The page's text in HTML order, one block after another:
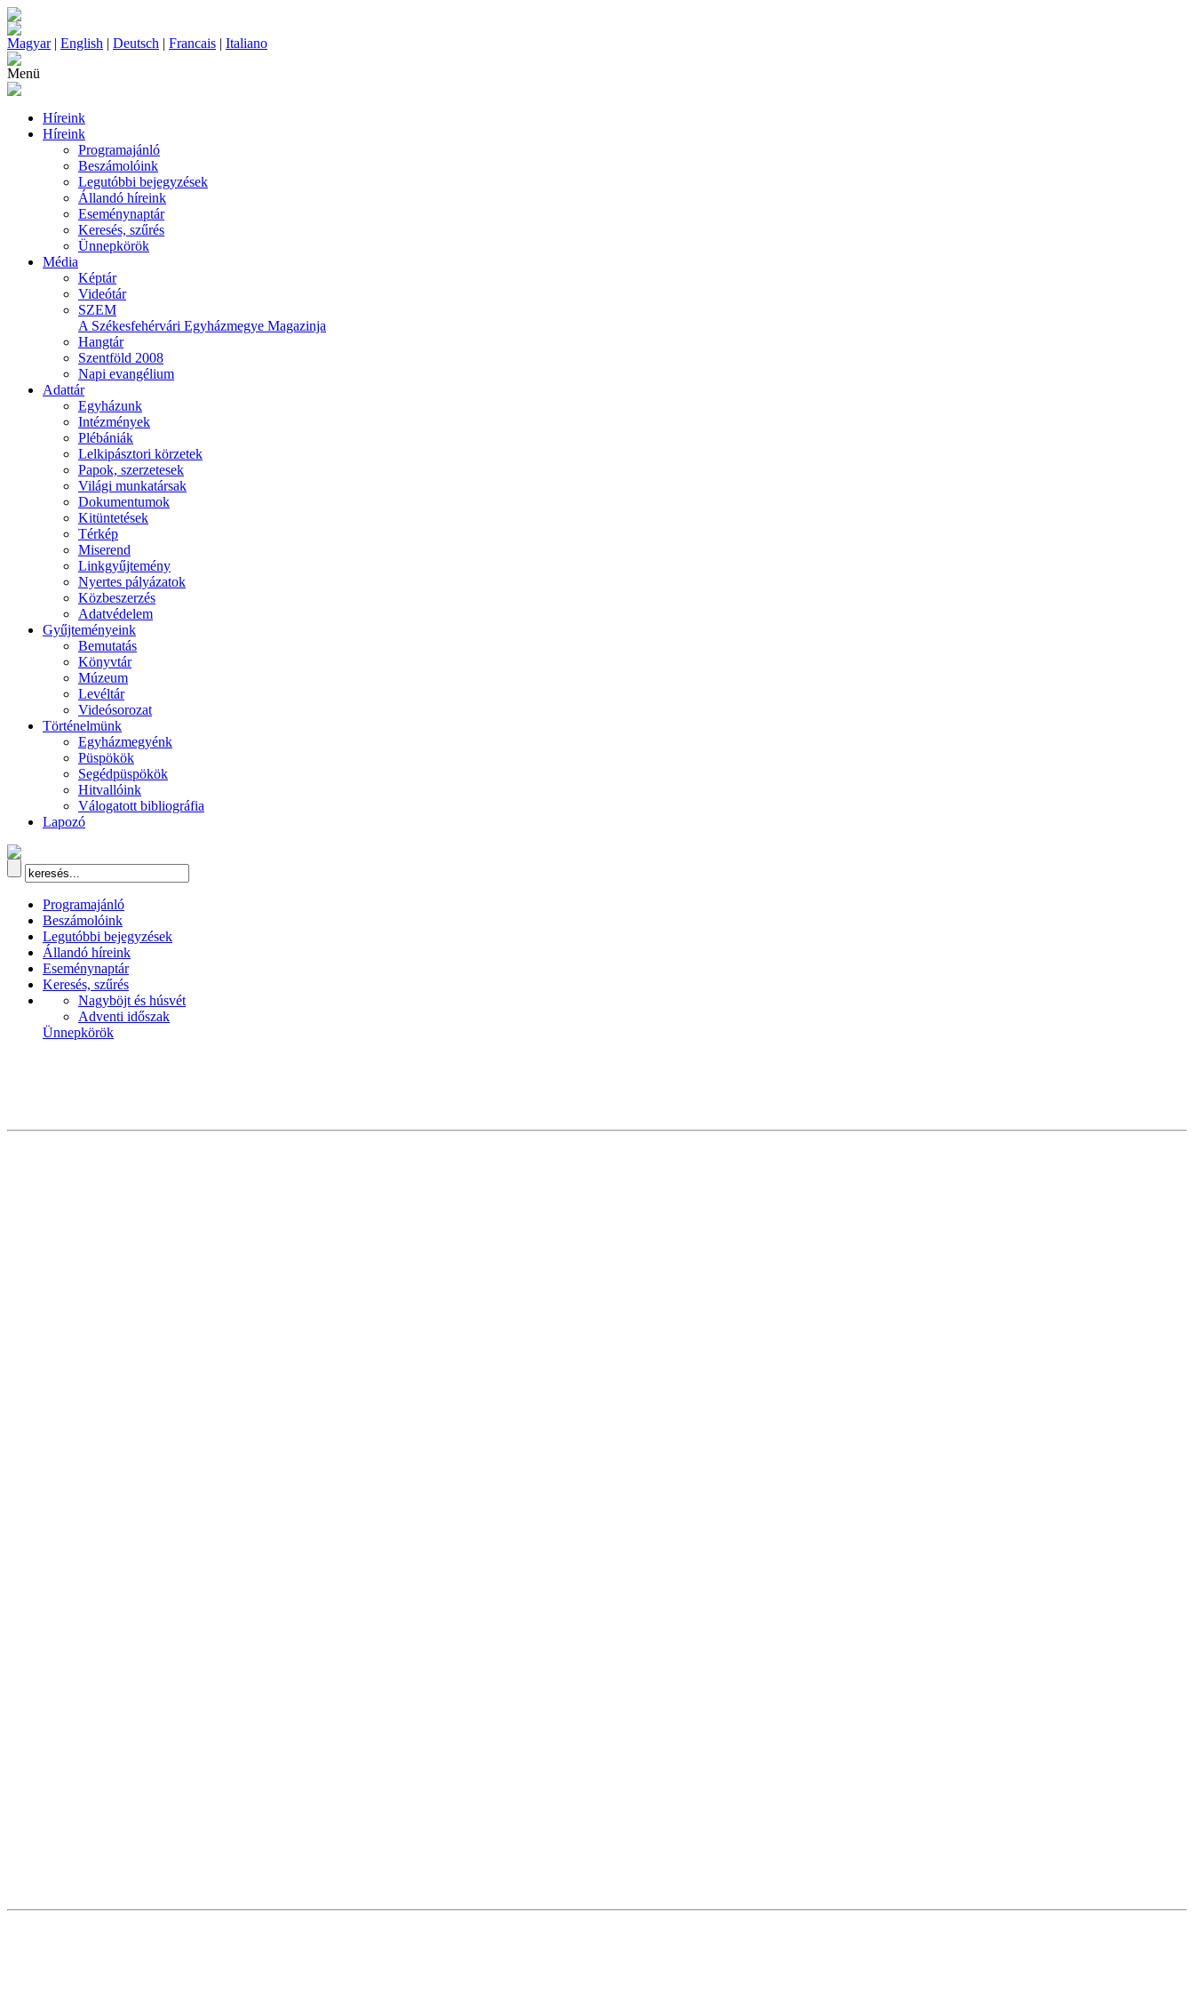
Magyar| English | Deutsch | Francais | Italiano
Menü
Híreink
Híreink
Programajánló
Beszámolóink
Legutóbbi bejegyzések
Állandó híreink
Eseménynaptár
Keresés, szűrés
Ünnepkörök
Média
Képtár
Videótár
SZEM
A Székesfehérvári Egyházmegye Magazinja
Hangtár
Szentföld 2008
Napi evangélium
Adattár
Egyházunk
Intézmények
Plébániák
Lelkipásztori körzetek
Papok, szerzetesek
Világi munkatársak
Dokumentumok
Kitüntetések
Térkép
Miserend
Linkgyűjtemény
Nyertes pályázatok
Közbeszerzés
Adatvédelem
Gyűjteményeink
Bemutatás
Könyvtár
Múzeum
Levéltár
Videósorozat
Történelmünk
Egyházmegyénk
Püspökök
Segédpüspökök
Hitvallóink
Válogatott bibliográfia
Lapozó
Programajánló
Beszámolóink
Legutóbbi bejegyzések
Állandó híreink
Eseménynaptár
Keresés, szűrés
Nagyböjt és húsvét
Adventi időszak
Ünnepkörök